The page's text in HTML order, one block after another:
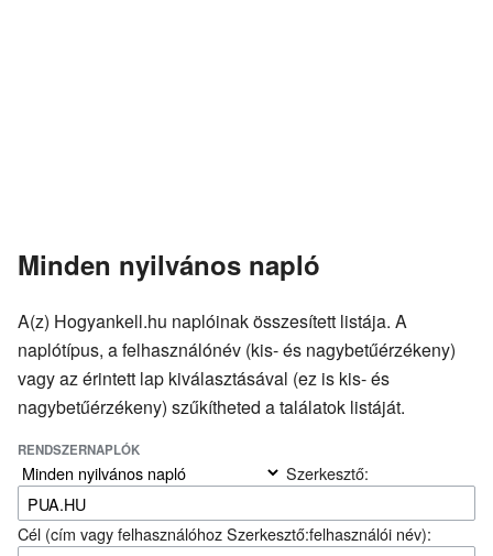
Minden nyilvános napló
A(z) Hogyankell.hu naplóinak összesített listája. A
naplótípus, a felhasználónév (kis- és nagybetűérzékeny)
vagy az érintett lap kiválasztásával (ez is kis- és
nagybetűérzékeny) szűkítheted a találatok listáját.
RENDSZERNAPLÓK
Szerkesztő:
Cél (cím vagy felhasználóhoz Szerkesztő:felhasználói név):